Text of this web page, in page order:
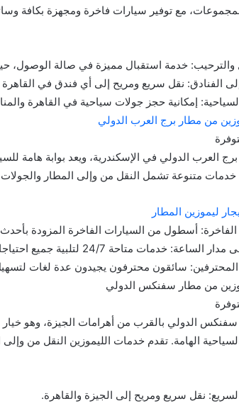
مع توفير سيارات فاخرة ومجهزة بكافة
والترحيب: خدمة استقبال مميزة في صالة
الفنادق: نقل سريع ومريح إلى أي فندق في القاهرة
إمكانية حجز جولات سياحية في القاهرة
من مطار برج العرب الدولي
العرب الدولي في الإسكندرية، ويعد بوابة هامة
خدمات متنوعة تشمل النقل من وإلى المطار
ليموزين المطار
الفاخرة: أسطول من السيارات الفاخرة المزودة بأحدث
خدمات متاحة 24/7 لتلبية جميع احتياجات السفر.
المحترفين: سائقون محترفون يجيدون عدة لغات
من مطار سفنكس الدولي
الدولي بالقرب من أهرامات الجيزة، وهو خيار
الهامة. تقدم خدمات الليموزين النقل من
نقل سريع ومريح إلى الجيزة والقاهرة.